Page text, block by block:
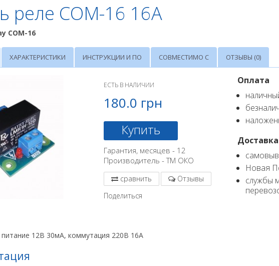
реле СОМ-16 16А
СОМ-16
ХАРАКТЕРИСТИКИ ИНСТРУКЦИИ И ПО СОВМЕСТИМО С ОТЗЫВЫ (0)
ЕСТЬ В НАЛИЧИИ
180.0 грн
Купить
Гарантия, месяцев - 12
Производитель - ТМ ОКО
сравнить
Отзывы
Поделиться
Оплата
Доставка
Новая
службы
12В 30мА, коммутация 220В 16А